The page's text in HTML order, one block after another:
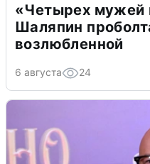
«Четырех мужей
Шаляпин
возлюбленной
6 августа 24